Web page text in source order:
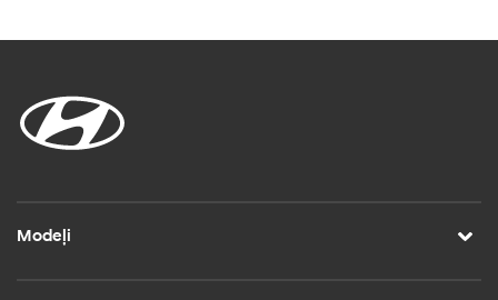
Modeļi